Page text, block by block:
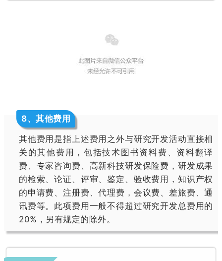
8、其他费用
其他费用是指上述费用之外与研究开发活动直接相
关的其他费用，包括技术图书资料费、资料翻译
费、专家咨询费、高新科技研发保险费，研发成果
的检索、论证、评审、鉴定、验收费用，知识产权
的申请费、注册费、代理费，会议费、差旅费、通
讯费等。此项费用一般不得超过研究开发总费用的
20%，另有规定的除外。